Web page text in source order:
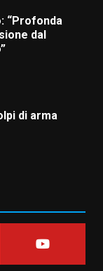
“Profonda
dal
di arma
del